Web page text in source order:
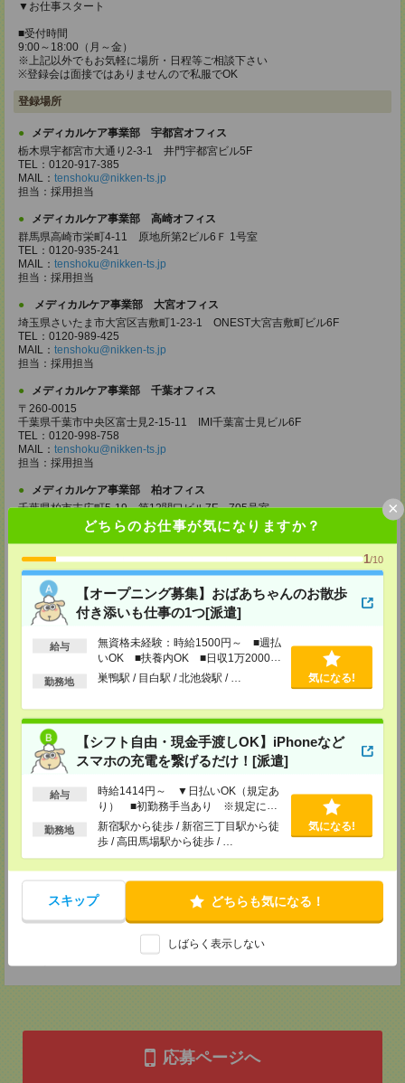
どちらのお仕事が気になりますか？
1/10
【オープニング募集】おばあちゃんのお散歩
付き添いも仕事の1つ[派遣]
給与
無資格未経験：時給1500円～ ■週払
いOK ■扶養内OK ■日収1万2000円
以上
勤務地 巣鴨駅 / 目白駅 / 北池袋駅 / … 気になる!
【シフト自由・現金手渡しOK】iPhoneなど
スマホの充電を繋げるだけ！[派遣]
給与
時給1414円～ ▼日払いOK（規定あ
り） ■初勤務手当あり ※規定によ
る
勤務地
新宿駅から徒歩 / 新宿三丁目駅から徒
歩 / 高田馬場駅から徒歩 / …
気になる!
スキップ どちらも気になる！
しばらく表示しない
×
▼お仕事スタート
■受付時間
9:00～18:00（月～金）
※上記以外でもお気軽に場所・日程等ご相談下さい
※登録会は面接ではありませんので私服でOK
登録場所
メディカルケア事業部 宇都宮オフィス
栃木県宇都宮市大通り2-3-1 井門宇都宮ビル5F
TEL：0120-917-385
MAIL： tenshoku@nikken-ts.jp
担当：採用担当
メディカルケア事業部 高崎オフィス
群馬県高崎市栄町4-11 原地所第2ビル6Ｆ 1号室
TEL：0120-935-241
MAIL： tenshoku@nikken-ts.jp
担当：採用担当
メディカルケア事業部 大宮オフィス
埼玉県さいたま市大宮区吉敷町1-23-1 ONEST大宮吉敷町ビル6F
TEL：0120-989-425
MAIL： tenshoku@nikken-ts.jp
担当：採用担当
メディカルケア事業部 千葉オフィス
〒260-0015
千葉県千葉市中央区富士見2-15-11 IMI千葉富士見ビル6F
TEL：0120-998-758
MAIL： tenshoku@nikken-ts.jp
担当：採用担当
メディカルケア事業部 柏オフィス
千葉県柏市末広町5-19 第12関口ビル7F 705号室
TEL：0120-935-218
tenshoku@nikken-ts.jp
メディカルケア事業部 新宿オフィス
東京都新宿区新宿2-3-10 新宿御苑ビル6階
TEL：0120-457-235
MAIL：tenshoku@nikken-ts.jp
メディカルケア事業部 立川事業所
東京都立川市錦町1-12-14
MAIL：tenshoku@nikken-ts.jp
担当：採用担当
メディカルケア事業部 町田オフィス
東京都町田市森野1-7-23 大樹生命町田ビル6F
MAIL：tenshoku@nikken-ts.jp
メディカルケア事業部 横浜オフィス
TEL：0120-901-799
tenshoku@nikken-ts.jp
担当：採用担当
応募ページへ